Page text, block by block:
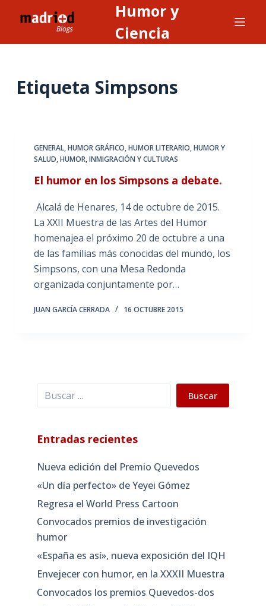
l
Humor y
Ciencia
Etiqueta Simpsons
GENERAL,HUMOR GRÁFICO,HUMOR LITERARIO,HUMOR Y
SALUD,HUMOR, INMIGRACIÓN Y CULTURAS
El humor en los Simpsons a debate.
Alcalá de Henares, 14 de octubre de 2015.
La XXII Muestra de las Artes del Humor
homenajea el próximo 20 de octubre a una
de las familias más conocidas del mundo, los
Simpsons, con una Mesa Redonda
organizada conjuntamente por…
JUAN GARCÍA CERRADA 16 OCTUBRE 2015
Buscar Buscar
Entradas recientes
Nueva edición del Premio Quevedos
«Un día perfecto» de Yeyei Gómez
Regresa el World Press Cartoon
Convocados premios de investigación
humor
«España es así», nueva exposición del IQH
Envejecer con humor, en la XXXII Muestra
Convocados los premios Quevedos-dos